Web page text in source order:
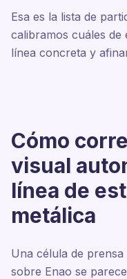
Esa es la lista de
calibramos cuáles de
línea concreta y
Cómo
visual
línea de
metálica
Una célula de
sobre Enao se